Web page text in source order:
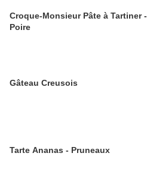
Croque-Monsieur Pâte à Tartiner -
Poire
Gâteau Creusois
Tarte Ananas - Pruneaux